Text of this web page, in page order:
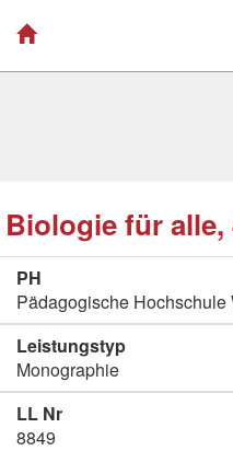
Biologie für alle,
PH
Pädagogische Hochschule
Leistungstyp
Monographie
LL Nr
8849